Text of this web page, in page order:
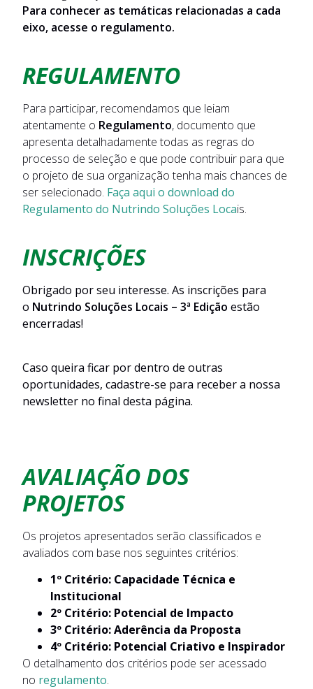
Para conhecer as temáticas relacionadas a cada
eixo, acesse o regulamento.
REGULAMENTO
Para participar, recomendamos que leiam
atentamente o Regulamento, documento que
apresenta detalhadamente todas as regras do
processo de seleção e que pode contribuir para que
o projeto de sua organização tenha mais chances de
ser selecionado. Faça aqui o download do
Regulamento do Nutrindo Soluções Locais.
INSCRIÇÕES
Obrigado por seu interesse. As inscrições para
o Nutrindo Soluções Locais – 3ª Edição estão
encerradas!
Caso queira ficar por dentro de outras
oportunidades, cadastre-se para receber a nossa
newsletter no final desta página.
AVALIAÇÃO DOS
PROJETOS
Os projetos apresentados serão classificados e
avaliados com base nos seguintes critérios:
1º Critério: Capacidade Técnica e
Institucional
2º Critério: Potencial de Impacto
3º Critério: Aderência da Proposta
4º Critério: Potencial Criativo e Inspirador
O detalhamento dos critérios pode ser acessado
no regulamento.